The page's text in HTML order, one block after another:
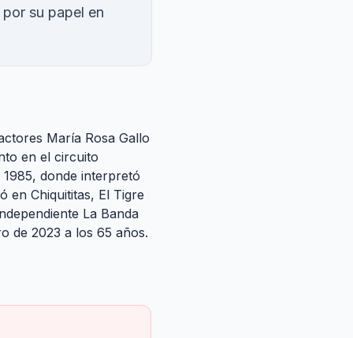
su papel en
María Rosa Gallo
en el circuito
donde interpretó
en Chiquititas, El Tigre
La Banda
de 2023 a los 65 años.